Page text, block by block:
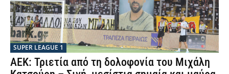
SUPER LEAGUE 1
ΑΕΚ: Τριετία από τη δολοφονία του Μιχάλη